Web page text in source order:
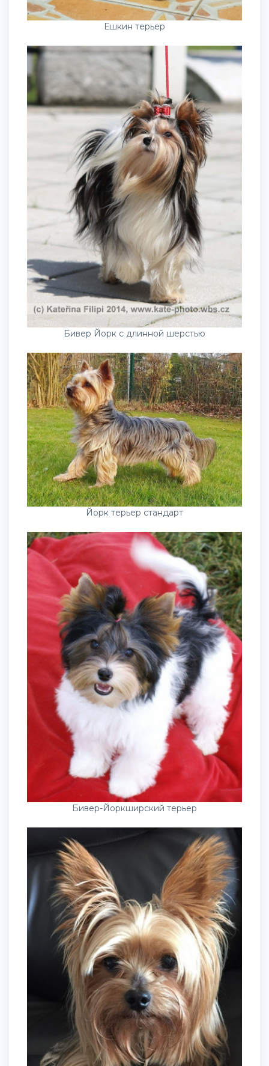
Ешкин терьер
Бивер Йорк с длинной шерстью
Йорк терьер стандарт
Бивер-Йоркширский терьер